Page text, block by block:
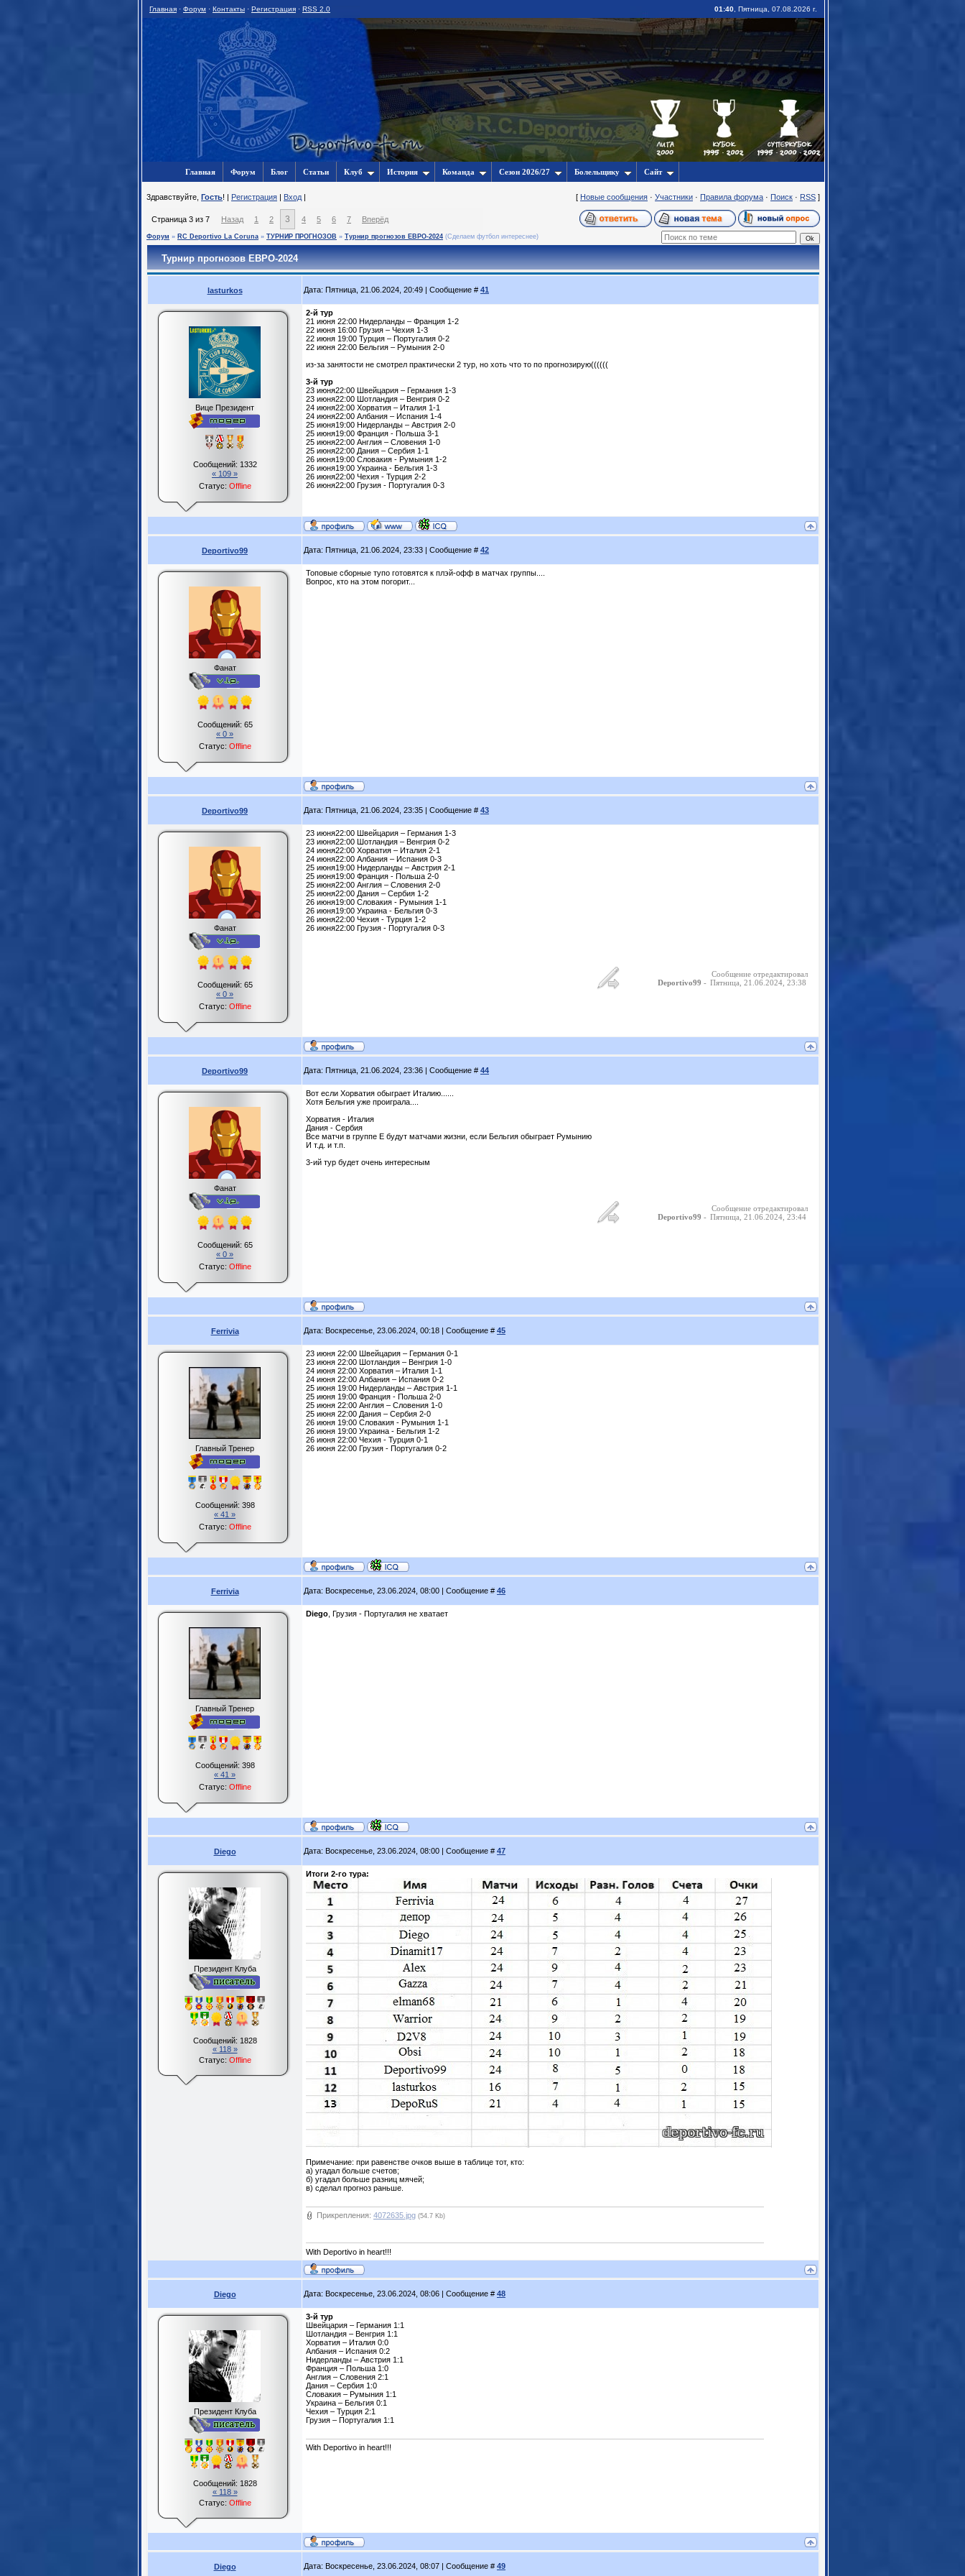
Главная · Форум · Контакты · Регистрация · RSS 2.0 01:40 , Пятница, 07.08.2026 г.
Главная Форум Блог Статьи Клуб История Команда Сезон 2026/27 Болельщику Сайт
3дравствуйте, Гость! | Регистрация | Вход | [ Новые сообщения · Участники · Правила форума · Поиск · RSS ]
Страница 3 из 7 Назад 1 2 3 4 5 6 7 Вперёд
Форум » RC Deportivo La Coruna » ТУРНИР ПРОГНОЗОВ » Турнир прогнозов ЕВРО-2024 (Сделаем футбол интереснее)
Турнир прогнозов ЕВРО-2024
lasturkos Дата: Пятница, 21.06.2024, 20:49 | Сообщение # 41
Вице Президент
Сообщений: 1332
« 109 »
Статус: Offline
2-й тур
21 июня 22:00 Нидерланды – Франция 1-2
22 июня 16:00 Грузия – Чехия 1-3
22 июня 19:00 Турция – Португалия 0-2
22 июня 22:00 Бельгия – Румыния 2-0
из-за занятости не смотрел практически 2 тур, но хоть что то по прогнозирую((((((
3-й тур
23 июня22:00 Швейцария – Германия 1-3
23 июня22:00 Шотландия – Венгрия 0-2
24 июня22:00 Хорватия – Италия 1-1
24 июня22:00 Албания – Испания 1-4
25 июня19:00 Нидерланды – Австрия 2-0
25 июня19:00 Франция - Польша 3-1
25 июня22:00 Англия – Словения 1-0
25 июня22:00 Дания – Сербия 1-1
26 июня19:00 Словакия - Румыния 1-2
26 июня19:00 Украина - Бельгия 1-3
26 июня22:00 Чехия - Турция 2-2
26 июня22:00 Грузия - Португалия 0-3
Deportivo99 Дата: Пятница, 21.06.2024, 23:33 | Сообщение # 42
Фанат
Сообщений: 65
« 0 »
Статус: Offline
Топовые сборные тупо готовятся к плэй-офф в матчах группы....
Вопрос, кто на этом погорит...
Deportivo99 Дата: Пятница, 21.06.2024, 23:35 | Сообщение # 43
Фанат
Сообщений: 65
« 0 »
Статус: Offline
23 июня22:00 Швейцария – Германия 1-3
23 июня22:00 Шотландия – Венгрия 0-2
24 июня22:00 Хорватия – Италия 2-1
24 июня22:00 Албания – Испания 0-3
25 июня19:00 Нидерланды – Австрия 2-1
25 июня19:00 Франция - Польша 2-0
25 июня22:00 Англия – Словения 2-0
25 июня22:00 Дания – Сербия 1-2
26 июня19:00 Словакия - Румыния 1-1
26 июня19:00 Украина - Бельгия 0-3
26 июня22:00 Чехия - Турция 1-2
26 июня22:00 Грузия - Португалия 0-3
Сообщение отредактировал
Deportivo99 - Пятница, 21.06.2024, 23:38
Deportivo99 Дата: Пятница, 21.06.2024, 23:36 | Сообщение # 44
Фанат
Сообщений: 65
« 0 »
Статус: Offline
Вот если Хорватия обыграет Италию......
Хотя Бельгия уже проиграла....
Хорватия - Италия
Дания - Сербия
Все матчи в группе Е будут матчами жизни, если Бельгия обыграет Румынию
И т.д. и т.п.
3-ий тур будет очень интересным
Сообщение отредактировал
Deportivo99 - Пятница, 21.06.2024, 23:44
Ferrivia Дата: Воскресенье, 23.06.2024, 00:18 | Сообщение # 45
Главный Тренер
Сообщений: 398
« 41 »
Статус: Offline
23 июня 22:00 Швейцария – Германия 0-1
23 июня 22:00 Шотландия – Венгрия 1-0
24 июня 22:00 Хорватия – Италия 1-1
24 июня 22:00 Албания – Испания 0-2
25 июня 19:00 Нидерланды – Австрия 1-1
25 июня 19:00 Франция - Польша 2-0
25 июня 22:00 Англия – Словения 1-0
25 июня 22:00 Дания – Сербия 2-0
26 июня 19:00 Словакия - Румыния 1-1
26 июня 19:00 Украина - Бельгия 1-2
26 июня 22:00 Чехия - Турция 0-1
26 июня 22:00 Грузия - Португалия 0-2
Ferrivia Дата: Воскресенье, 23.06.2024, 08:00 | Сообщение # 46
Главный Тренер
Сообщений: 398
« 41 »
Статус: Offline
Diego , Грузия - Португалия не хватает
Diego Дата: Воскресенье, 23.06.2024, 08:00 | Сообщение # 47
Президент Клуба
Сообщений: 1828
« 118 »
Статус: Offline
Итоги 2-го тура:
Примечание: при равенстве очков выше в таблице тот, кто:
а) угадал больше счетов;
б) угадал больше разниц мячей;
в) сделал прогноз раньше.
Прикрепления: 4072635.jpg (54.7 Kb)
With Deportivo in heart!!!
Diego Дата: Воскресенье, 23.06.2024, 08:06 | Сообщение # 48
Президент Клуба
Сообщений: 1828
« 118 »
Статус: Offline
3-й тур
Швейцария – Германия 1:1
Шотландия – Венгрия 1:1
Хорватия – Италия 0:0
Албания – Испания 0:2
Нидерланды – Австрия 1:1
Франция – Польша 1:0
Англия – Словения 2:1
Дания – Сербия 1:0
Словакия – Румыния 1:1
Украина – Бельгия 0:1
Чехия – Турция 2:1
Грузия – Португалия 1:1
With Deportivo in heart!!!
Diego Дата: Воскресенье, 23.06.2024, 08:07 | Сообщение # 49